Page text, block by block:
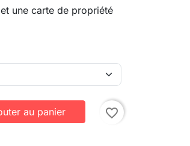
une carte de propriété
au panier favorite_border